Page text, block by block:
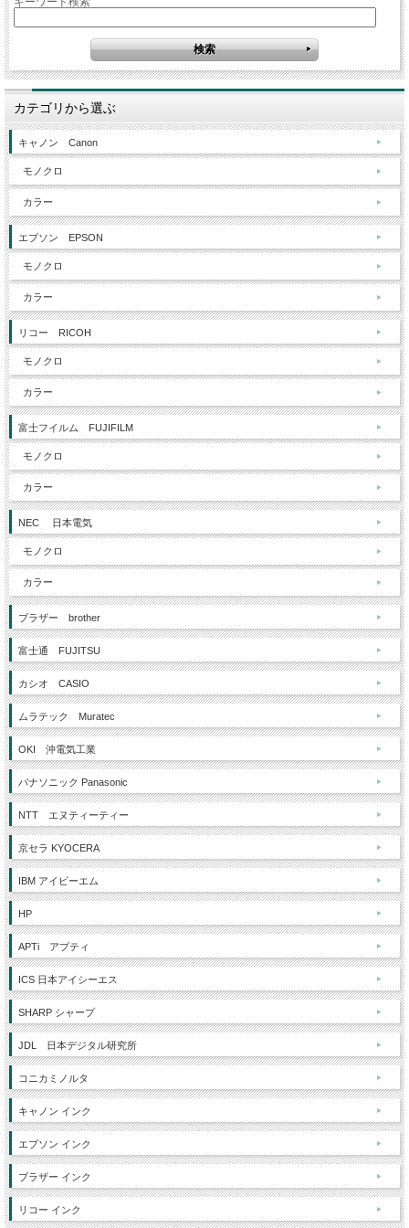
カテゴリから選ぶ
キャノン Canon
モノクロ
カラー
エプソン EPSON
モノクロ
カラー
リコー RICOH
モノクロ
カラー
富士フイルム FUJIFILM
モノクロ
カラー
NEC 日本電気
モノクロ
カラー
ブラザー brother
富士通 FUJITSU
カシオ CASIO
ムラテック Muratec
OKI 沖電気工業
パナソニック Panasonic
NTT エヌティーティー
京セラ KYOCERA
IBM アイビーエム
HP
APTi アプティ
ICS 日本アイシーエス
SHARP シャープ
JDL 日本デジタル研究所
コニカミノルタ
キャノン インク
エプソン インク
ブラザー インク
リコー インク